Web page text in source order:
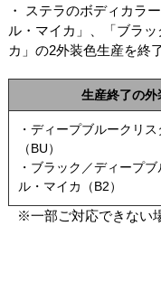
・ ステラのボディカラ
ル・マイカ」、「ブラ
カ」の2外装色生産を終
生産終了の外
・ディープブルークリ
（BU）
・ブラック／ディープ
ル・マイカ（B2）
※一部ご対応できない